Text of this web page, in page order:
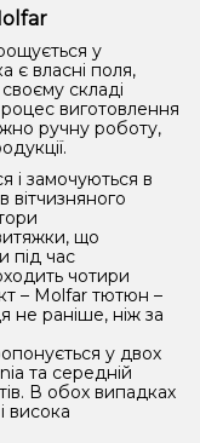
у
є власні поля,
складі
виготовлення
ручну роботу,
і замочуються в
вітчизняного
що
під час
чотири
– Molfar тютюн –
не раніше, ніж за
у двох
та середній
В обох випадках
висока